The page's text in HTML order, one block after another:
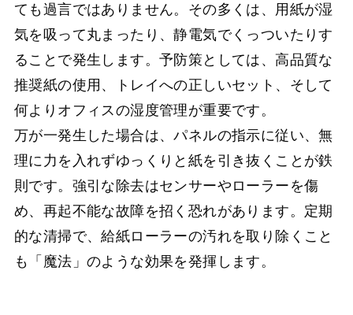
ても過言ではありません。その多くは、用紙が湿
気を吸って丸まったり、静電気でくっついたりす
ることで発生します。予防策としては、高品質な
推奨紙の使用、トレイへの正しいセット、そして
何よりオフィスの湿度管理が重要です。
万が一発生した場合は、パネルの指示に従い、無
理に力を入れずゆっくりと紙を引き抜くことが鉄
則です。強引な除去はセンサーやローラーを傷
め、再起不能な故障を招く恐れがあります。定期
的な清掃で、給紙ローラーの汚れを取り除くこと
も「魔法」のような効果を発揮します。